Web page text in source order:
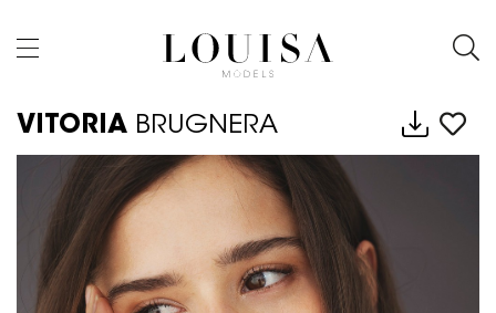
VITORIA BRUGNERA